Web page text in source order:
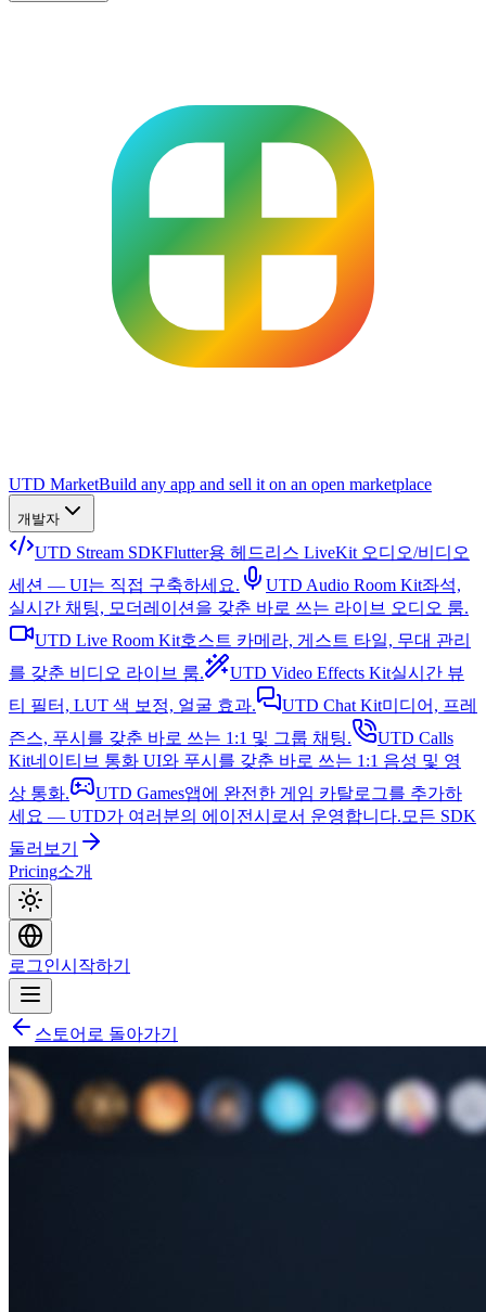
UTD MarketBuild any app and sell it on an open marketplace
개발자
UTD Stream SDKFlutter용 헤드리스 LiveKit 오디오/비디오
세션 — UI는 직접 구축하세요.
UTD Audio Room Kit좌석,
실시간 채팅, 모더레이션을 갖춘 바로 쓰는 라이브 오디오 룸.
UTD Live Room Kit호스트 카메라, 게스트 타일, 무대 관리
를 갖춘 비디오 라이브 룸.
UTD Video Effects Kit실시간 뷰
티 필터, LUT 색 보정, 얼굴 효과.
UTD Chat Kit미디어, 프레
즌스, 푸시를 갖춘 바로 쓰는 1:1 및 그룹 채팅.
UTD Calls
Kit네이티브 통화 UI와 푸시를 갖춘 바로 쓰는 1:1 음성 및 영
상 통화.
UTD Games앱에 완전한 게임 카탈로그를 추가하
세요 — UTD가 여러분의 에이전시로서 운영합니다. 모든 SDK
둘러보기
Pricing소개
로그인시작하기
스토어로 돌아가기